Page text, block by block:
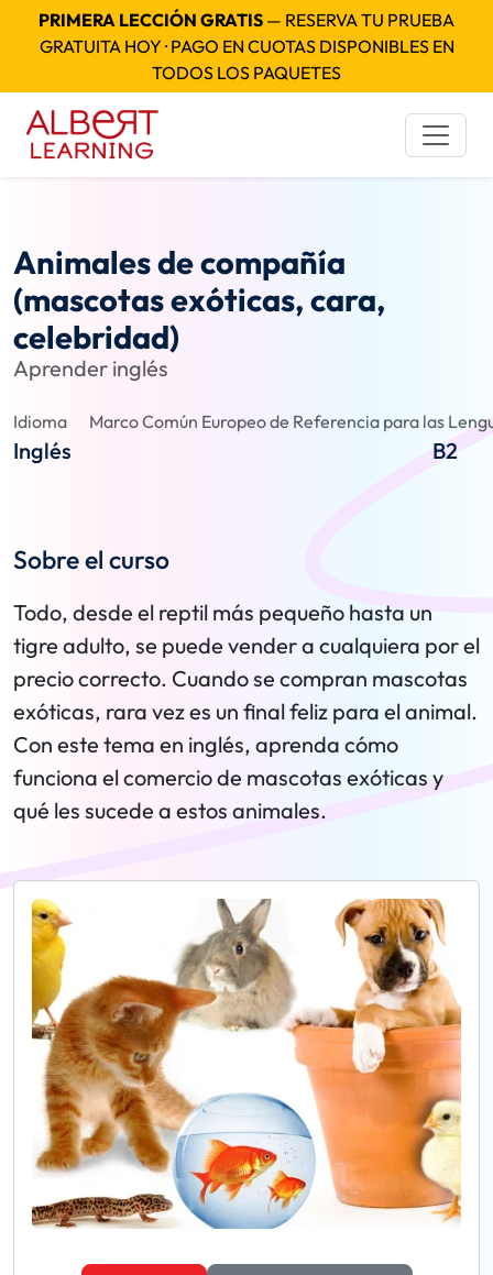
PRIMERA LECCIÓN GRATIS — RESERVA TU PRUEBA
GRATUITA HOY · PAGO EN CUOTAS DISPONIBLES EN
TODOS LOS PAQUETES
Animales de compañía
(mascotas exóticas, cara,
celebridad)
Aprender inglés
Idioma
Inglés
Marco Común Europeo de Referencia para las
B2
Sobre el curso
Todo, desde el reptil más pequeño hasta un
tigre adulto, se puede vender a cualquiera por el
precio correcto. Cuando se compran mascotas
exóticas, rara vez es un final feliz para el animal.
Con este tema en inglés, aprenda cómo
funciona el comercio de mascotas exóticas y
qué les sucede a estos animales.